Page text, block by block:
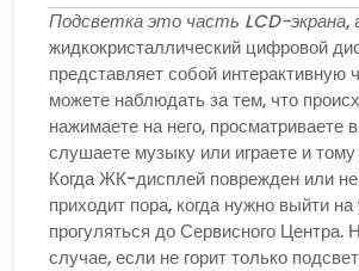
Подсветка это часть LCD-экрана,
жидкокристаллический цифровой
представляет собой интерактивную
можете наблюдать за тем, что
нажимаете на него, просматриваете
слушаете музыку или играете и
Когда ЖК-дисплей поврежден или
приходит пора, когда нужно выйти
прогуляться до Сервисного Центра.
случае, если не горит только